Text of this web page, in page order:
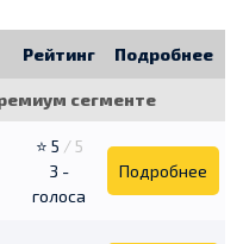
Рейтинг Подробнее
сегменте
⭐ 5 / 5
3 -
голоса
Подробнее